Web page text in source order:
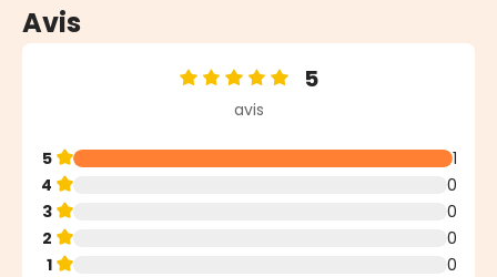
Avis
Note moyenne de 5 sur 5 étoiles
5
avis
5
1
4
0
3
0
2
0
1
0